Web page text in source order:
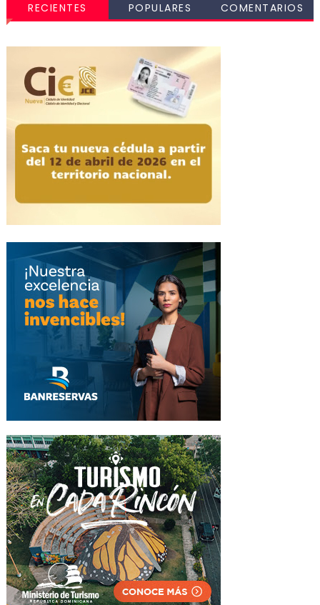
RECIENTES POPULARES COMENTARIOS